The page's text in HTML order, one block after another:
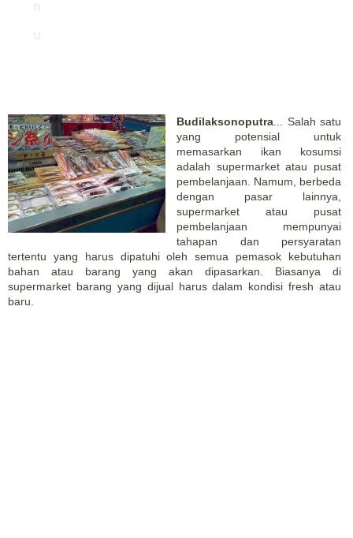
Budilaksonoputra ... Salah satu
yang potensial untuk
memasarkan ikan kosumsi
adalah supermarket atau pusat
pembelanjaan. Namum, berbeda
dengan pasar lainnya,
supermarket atau pusat
pembelanjaan mempunyai
tahapan dan persyaratan
tertentu yang harus dipatuhi oleh semua pemasok kebutuhan
bahan atau barang yang akan dipasarkan. Biasanya di
supermarket barang yang dijual harus dalam kondisi fresh atau
baru.